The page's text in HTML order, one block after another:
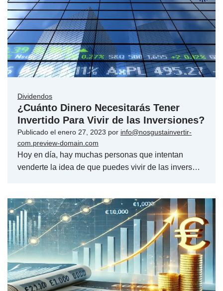
Dividendos
¿Cuánto Dinero Necesitarás Tener
Invertido Para Vivir de las Inversiones?
Publicado el enero 27, 2023 por info@nosgustainvertir-
com.preview-domain.com
Hoy en día, hay muchas personas que intentan
venderte la idea de que puedes vivir de las invers…